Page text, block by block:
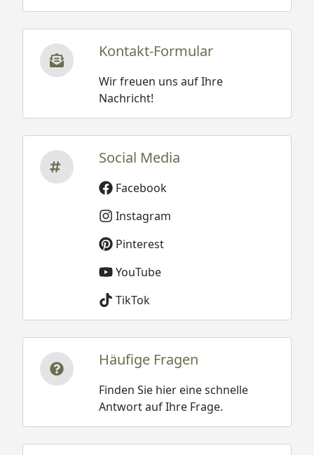
Kontakt-Formular
Wir freuen uns auf Ihre
Nachricht!
Social Media
Facebook
Instagram
Pinterest
YouTube
TikTok
Häufige Fragen
Finden Sie hier eine schnelle
Antwort auf Ihre Frage.